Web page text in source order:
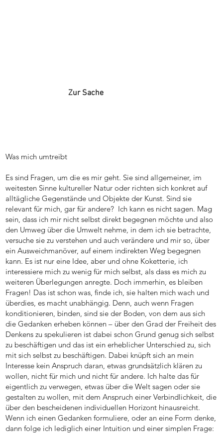
Zur Sache
Was mich umtreibt
Es sind Fragen, um die es mir geht. Sie sind allgemeiner, im
weitesten Sinne kultureller Natur oder richten sich konkret auf
alltägliche Gegenstände und Objekte der Kunst. Sind sie
relevant für mich, gar für andere? Ich kann es nicht sagen. Mag
sein, dass ich mir nicht selbst direkt begegnen möchte und also
den Umweg über die Umwelt nehme, in dem ich sie betrachte,
versuche sie zu verstehen und auch verändere und mir so, über
ein Ausweichmanöver, auf einem indirekten Weg begegnen
kann. Es ist nur eine Idee, aber und ohne Koketterie, ich
interessiere mich zu wenig für mich selbst, als dass es mich zu
weiteren Überlegungen anregte. Doch immerhin, es bleiben
Fragen! Das ist schon was, finde ich, sie halten mich wach und
überdies, es macht unabhängig. Denn, auch wenn Fragen
konditionieren, binden, sind sie der Boden, von dem aus sich
die Gedanken erheben können – über den Grad der Freiheit des
Denkens zu spekulieren ist dabei schon Grund genug sich selbst
zu beschäftigen und das ist ein erheblicher Unterschied zu, sich
mit sich selbst zu beschäftigen. Dabei knüpft sich an mein
Interesse kein Anspruch daran, etwas grundsätzlich klären zu
wollen, nicht für mich und nicht für andere. Ich halte das für
eigentlich zu verwegen, etwas über die Welt sagen oder sie
gestalten zu wollen, mit dem Anspruch einer Verbindlichkeit, die
über den bescheidenen individuellen Horizont hinausreicht.
Wenn ich einen Gedanken formuliere, oder an eine Form denke,
dann folge ich lediglich einer Intuition und einer simplen Frage: